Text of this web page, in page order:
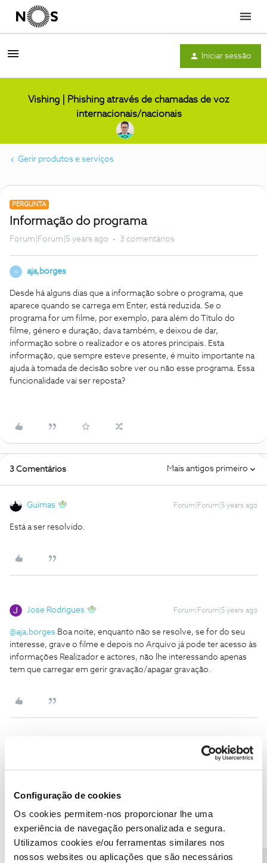
Configuração de cookies
Os cookies permitem-nos proporcionar lhe uma
experiência de navegação personalizada e segura.
Utilizamos cookies e/ou ferramentas similares nos
nossos websites ou aplicações que são necessários
Menu
Iniciar sessão
Vishing | Phishing através de chamadas de voz
internacionais/nacionais
Gerir produtos e serviços
PERGUNTA
Informação do programa
Forum|Forum|5 years ago 3 comentários
A aja,borges
Desde há alguns dias que a informação sobre o programa, que
aparece quando se carrega em Enter, está reduzida. Se o
programa for um filme, por exemplo, para além do Título do
filme, género e duração, dava também, e deixou de dar,
informação sobre o realizador e os atores principais. Esta
informação, que sempre esteve presente, é muito importante na
ajuda à tomada de decisão sobre ver ou não esse programa. Essa
funcionalidade vai ser reposta?
3 Comentários Mais antigos primeiro
Guimas Forum|Forum|5 years ago
Está a ser resolvido.
Jose Rodrigues Forum|Forum|5 years ago
@aja,borges Boa noite, enquanto não se resolve, se for do seu
interesse, grave o filme e depois no Arquivo já pode ter acesso às
informações Realizador e actores, não lhe interessando apenas
tem que carregar em gerir gravação/apagar gravação.
Forum|Forum|5 years ago
Ajude a comunidade a encontrar informação relevante. Marque